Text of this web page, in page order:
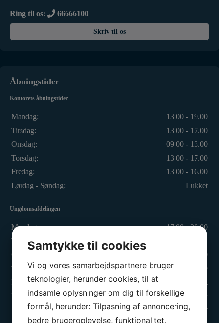
Ring til os: 66666100
Skriv til os
Åbningstider
Kontorets åbningstider
Mandag:
13.00 - 19.00
Tirsdag:
13.00 - 17.00
Onsdag:
09.00 - 13.00
Torsdag:
13.00 - 17.00
Fredag:
13.00 - 16.00
Lørdag - Søndag:
Lukket
Ungdomsafdelingen
Mandag:
17.00 - 20.00
Tirsdag:
Lukket
Onsdag:
17.00 - 20.00
Torsdag:
17.00 - 21.00
Fredag:
Lukket
Lørdag:
Efter aftale
Søndag:
Lukket
Samtykke til cookies
Vi og vores samarbejdspartnere bruger
teknologier, herunder cookies, til at
indsamle oplysninger om dig til forskellige
formål, herunder: Tilpasning af annoncering,
bedre brugeroplevelse, funktionalitet,